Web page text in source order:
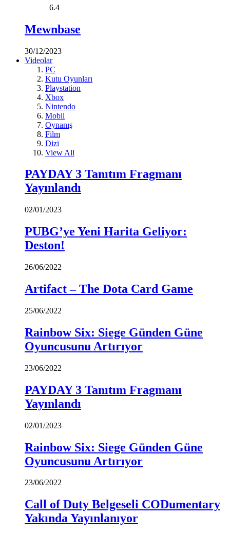
6.4
Mewnbase
30/12/2023
Videolar
PC
Kutu Oyunları
Playstation
Xbox
Nintendo
Mobil
Oynanış
Film
Dizi
View All
PAYDAY 3 Tanıtım Fragmanı
Yayınlandı
02/01/2023
PUBG’ye Yeni Harita Geliyor:
Deston!
26/06/2022
Artifact – The Dota Card Game
25/06/2022
Rainbow Six: Siege Günden Güne
Oyuncusunu Artırıyor
23/06/2022
PAYDAY 3 Tanıtım Fragmanı
Yayınlandı
02/01/2023
Rainbow Six: Siege Günden Güne
Oyuncusunu Artırıyor
23/06/2022
Call of Duty Belgeseli CODumentary
Yakında Yayınlanıyor